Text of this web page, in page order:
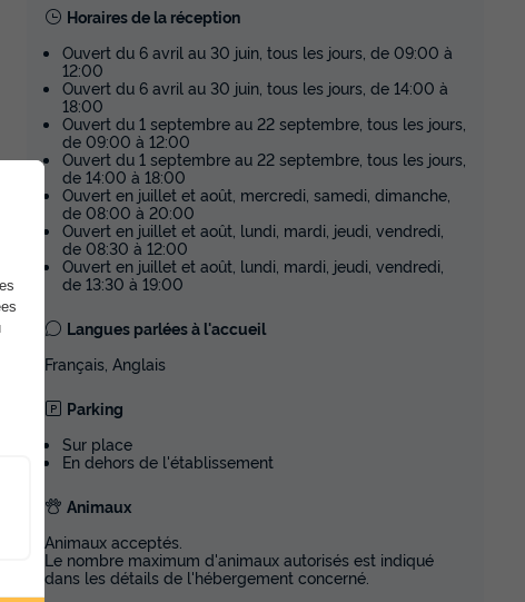
Horaires de la réception
Ouvert du 6 avril au 30 juin, tous les jours, de 09:00 à
12:00
Ouvert du 6 avril au 30 juin, tous les jours, de 14:00 à
18:00
Ouvert du 1 septembre au 22 septembre, tous les jours,
de 09:00 à 12:00
Ouvert du 1 septembre au 22 septembre, tous les jours,
de 14:00 à 18:00
Ouvert en juillet et août, mercredi, samedi, dimanche,
de 08:00 à 20:00
Ouvert en juillet et août, lundi, mardi, jeudi, vendredi,
de 08:30 à 12:00
Ouvert en juillet et août, lundi, mardi, jeudi, vendredi,
de 13:30 à 19:00
Langues parlées à l'accueil
Français, Anglais
Parking
Sur place
En dehors de l'établissement
Animaux
Animaux acceptés.
Le nombre maximum d'animaux autorisés est indiqué
dans les détails de l'hébergement concerné.